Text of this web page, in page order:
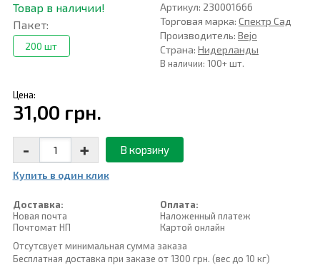
Товар в наличии!
Пакет:
200 шт
Артикул: 230001666
Торговая марка: Спектр Сад
Производитель: Bejo
Страна: Нидерланды
В наличии: 100+ шт.
Цена:
31,00 грн.
- + В корзину
Купить в один клик
Доставка:
Новая почта
Почтомат НП
Оплата:
Наложенный платеж
Картой онлайн
Отсутсвует минимальная сумма заказа
Бесплатная доставка при заказе от 1300 грн. (вес до 10 кг)